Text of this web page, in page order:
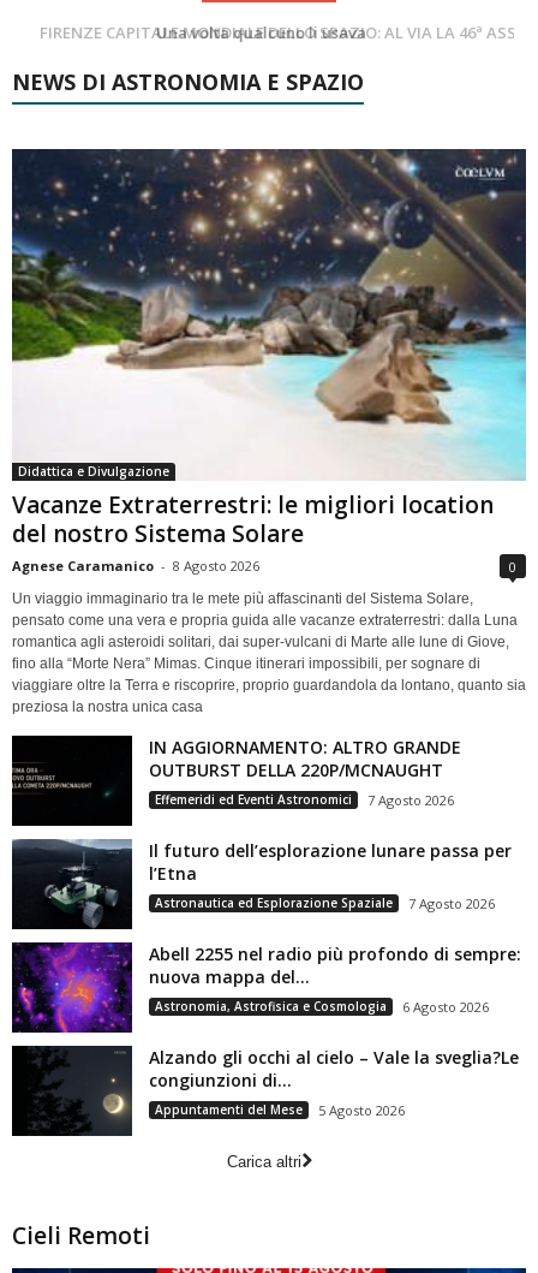
FIRENZE CAPITALE MONDIALE DELLO SPAZIO: AL VIA LA 46ª ASSEMBLEA SCIENTIFICA DEL COSPAR
Cielo del Mese di Agosto 2026
NEWS DI ASTRONOMIA E SPAZIO
Didattica e Divulgazione
Vacanze Extraterrestri: le migliori location
del nostro Sistema Solare
Agnese Caramanico - 8 Agosto 2026 0
Un viaggio immaginario tra le mete più affascinanti del Sistema Solare,
pensato come una vera e propria guida alle vacanze extraterrestri: dalla Luna
romantica agli asteroidi solitari, dai super-vulcani di Marte alle lune di Giove,
fino alla “Morte Nera” Mimas. Cinque itinerari impossibili, per sognare di
viaggiare oltre la Terra e riscoprire, proprio guardandola da lontano, quanto sia
preziosa la nostra unica casa
IN AGGIORNAMENTO: ALTRO GRANDE
OUTBURST DELLA 220P/MCNAUGHT
Effemeridi ed Eventi Astronomici 7 Agosto 2026
Il futuro dell’esplorazione lunare passa per
l’Etna
Astronautica ed Esplorazione Spaziale 7 Agosto 2026
Abell 2255 nel radio più profondo di sempre:
nuova mappa del...
Astronomia, Astrofisica e Cosmologia 6 Agosto 2026
Alzando gli occhi al cielo – Vale la sveglia?Le
congiunzioni di...
Appuntamenti del Mese 5 Agosto 2026
Carica altri
Cieli Remoti